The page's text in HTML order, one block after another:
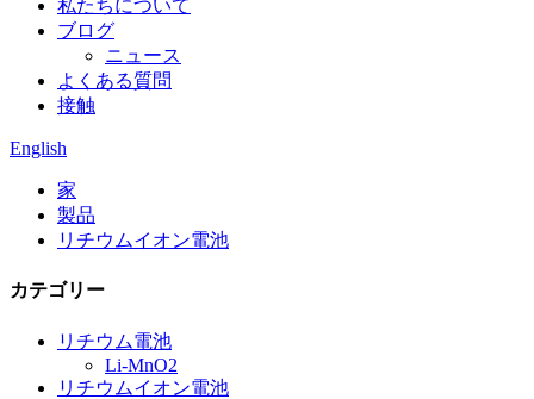
私たちについて
ブログ
ニュース
よくある質問
接触
English
家
製品
リチウムイオン電池
カテゴリー
リチウム電池
Li-MnO2
リチウムイオン電池